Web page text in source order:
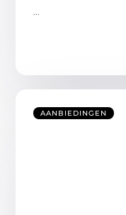
...
AANBIEDINGEN